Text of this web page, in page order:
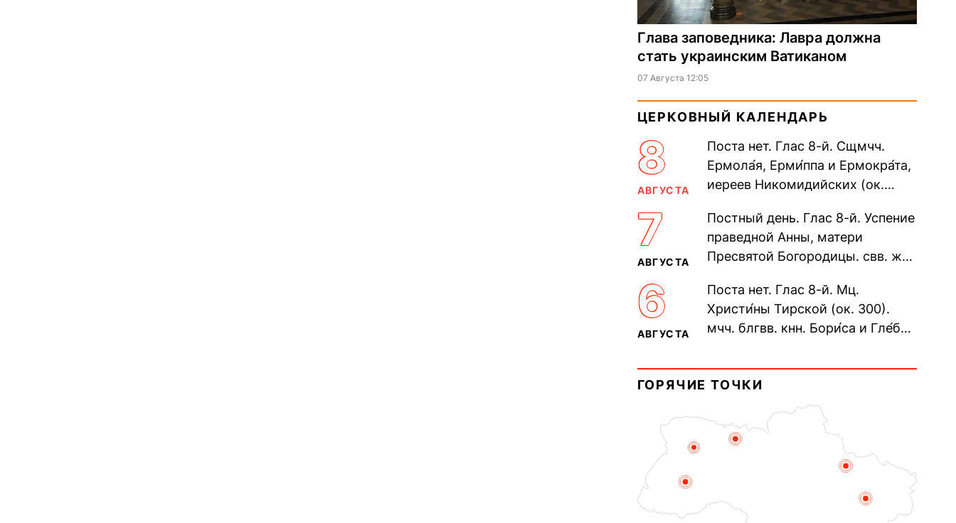
Глава заповедника: Лавра должна
стать украинским Ватиканом
07 Августа 12:05
ЦЕРКОВНЫЙ КАЛЕНДАРЬ
8
АВГУСТА
Поста нет. Глас 8-й. Сщмчч.
Ермола́я, Ерми́ппа и Ермокра́та,
иереев Никомидийских (ок.
Печерского, в Ближних
пещерах...
7
АВГУСТА
Постный день. Глас 8-й. Успение
праведной Анны, матери
Пресвятой Богородицы. свв. жен
прп. Евпракси́и девы,...
6
АВГУСТА
Поста нет. Глас 8-й. Мц.
Христи́ны Тирской (ок. 300).
мчч. блгвв. кнн. Бори́са и Гле́ба,
Дави́да (1015). Прп....
ГОРЯЧИЕ ТОЧКИ